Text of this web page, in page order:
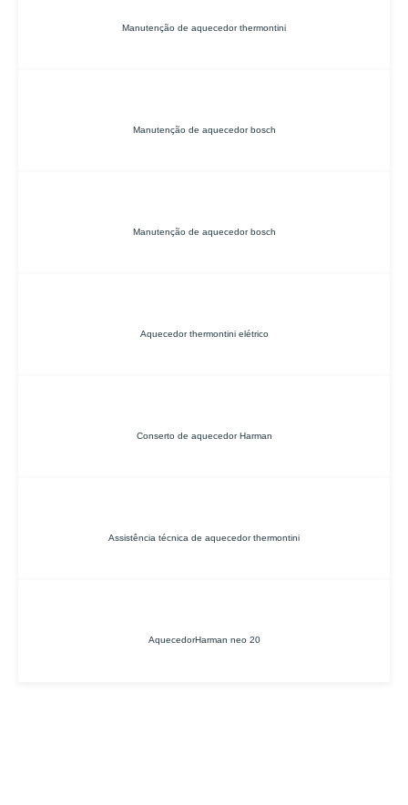
Manutenção de aquecedor thermontini
Manutenção de aquecedor bosch
Manutenção de aquecedor bosch
Aquecedor thermontini elétrico
Conserto de aquecedor Harman
Assistência técnica de aquecedor thermontini
AquecedorHarman neo 20